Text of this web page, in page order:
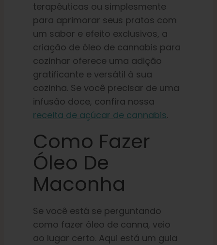
terapêuticas ou simplesmente
para aprimorar seus pratos com
um sabor e efeito exclusivos, a
criação de óleo de cannabis para
cozinhar oferece uma adição
gratificante e versátil à sua
cozinha. Se você precisar de uma
infusão doce, confira nossa
receita de açúcar de cannabis.
Como Fazer
Óleo De
Maconha
Se você está se perguntando
como fazer óleo de canna, veio
ao lugar certo. Aqui está um guia